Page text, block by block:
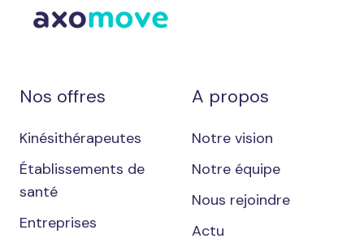
Nos offres
Kinésithérapeutes
Établissements de
santé
Entreprises
A propos
Notre vision
Notre équipe
Nous rejoindre
Actu